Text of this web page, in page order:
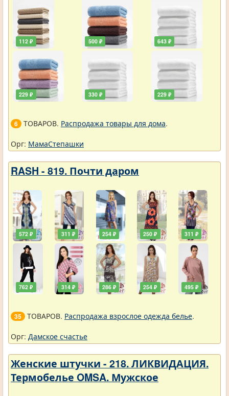
112 ₽
229 ₽
500 ₽
330 ₽
643 ₽
229 ₽
6 ТОВАРОВ. Распродажа товары для дома.
Орг: МамаСтепашки
RASH - 819. Почти даром
572 ₽
762 ₽
311 ₽
314 ₽
254 ₽
286 ₽
250 ₽
254 ₽
311 ₽
495 ₽
35 ТОВАРОВ. Распродажа взрослое одежда белье.
Орг: Дамское счастье
Женские штучки - 218. ЛИКВИДАЦИЯ.
Термобелье OMSA. Мужское